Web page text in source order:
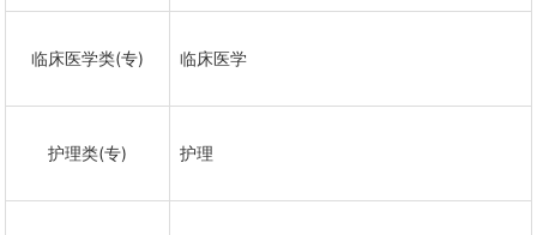
临床医学类(专) 临床医学
护理类(专) 护理